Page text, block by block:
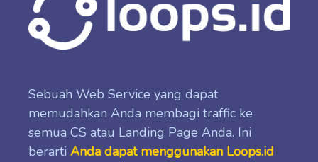
Sebuah Web Service yang dapat
memudahkan Anda membagi traffic ke
semua CS atau Landing Page Anda. Ini
berarti Anda dapat menggunakan Loops.id